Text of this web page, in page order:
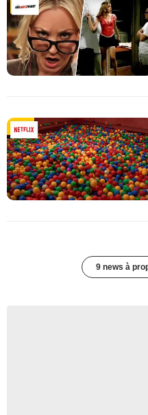
9 news à